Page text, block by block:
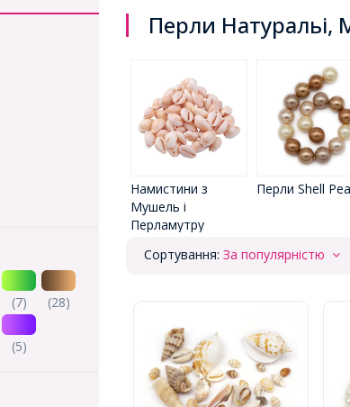
(7) (28)
(5)
Перли Натуральі,
Намистини з
Мушель і
Перламутру
Перли Shell
Сортування: За популярністю